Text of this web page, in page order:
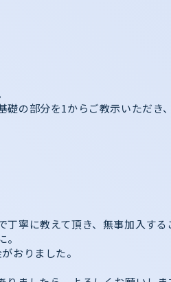
の部分を1からご教示いただき
寧に教えて頂き、無事加入する
おりました。